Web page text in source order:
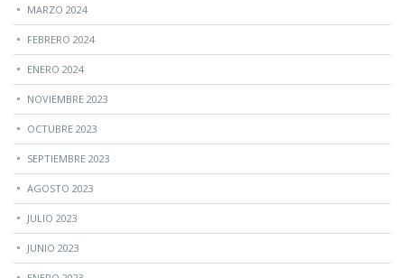
MARZO 2024
FEBRERO 2024
ENERO 2024
NOVIEMBRE 2023
OCTUBRE 2023
SEPTIEMBRE 2023
AGOSTO 2023
JULIO 2023
JUNIO 2023